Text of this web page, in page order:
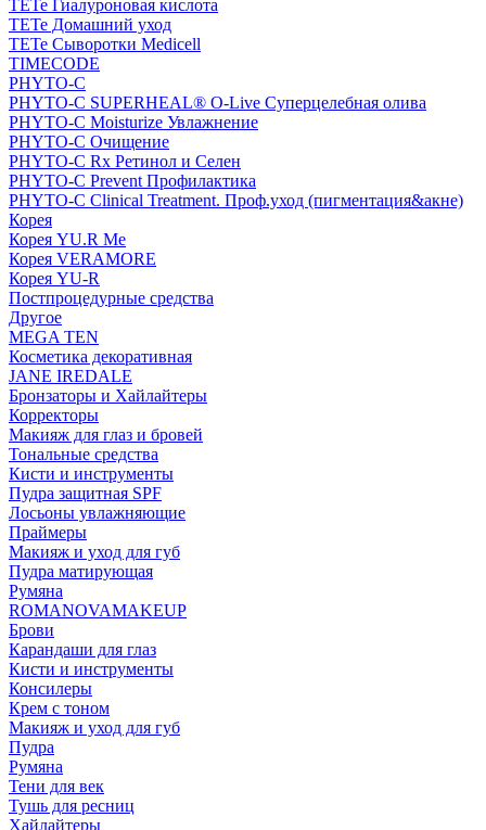
TETe Гиалуроновая кислота
TETe Домашний уход
TETe Сыворотки Medicell
TIMECODE
PHYTO-C
PHYTO-C SUPERHEAL® O-Live Суперцелебная олива
PHYTO-C Moisturize Увлажнение
PHYTO-C Очищение
PHYTO-C Rx Ретинол и Селен
PHYTO-C Prevent Профилактика
PHYTO-C Clinical Treatment. Проф.уход (пигментация&акне)
Корея
Корея YU.R Me
Корея VERAMORE
Корея YU-R
Постпроцедурные средства
Другое
MEGA TEN
Косметика декоративная
JANE IREDALE
Бронзаторы и Хайлайтеры
Корректоры
Макияж для глаз и бровей
Тональные средства
Кисти и инструменты
Пудра защитная SPF
Лосьоны увлажняющие
Праймеры
Макияж и уход для губ
Пудра матирующая
Румяна
ROMANOVAMAKEUP
Брови
Карандаши для глаз
Кисти и инструменты
Консилеры
Крем с тоном
Макияж и уход для губ
Пудра
Румяна
Тени для век
Тушь для ресниц
Хайлайтеры